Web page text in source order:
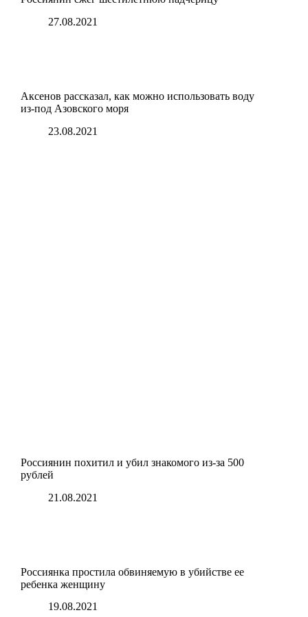
27.08.2021
Аксенов рассказал, как можно использовать воду
из-под Азовского моря
23.08.2021
Россиянин похитил и убил знакомого из-за 500
рублей
21.08.2021
Россиянка простила обвиняемую в убийстве ее
ребенка женщину
19.08.2021